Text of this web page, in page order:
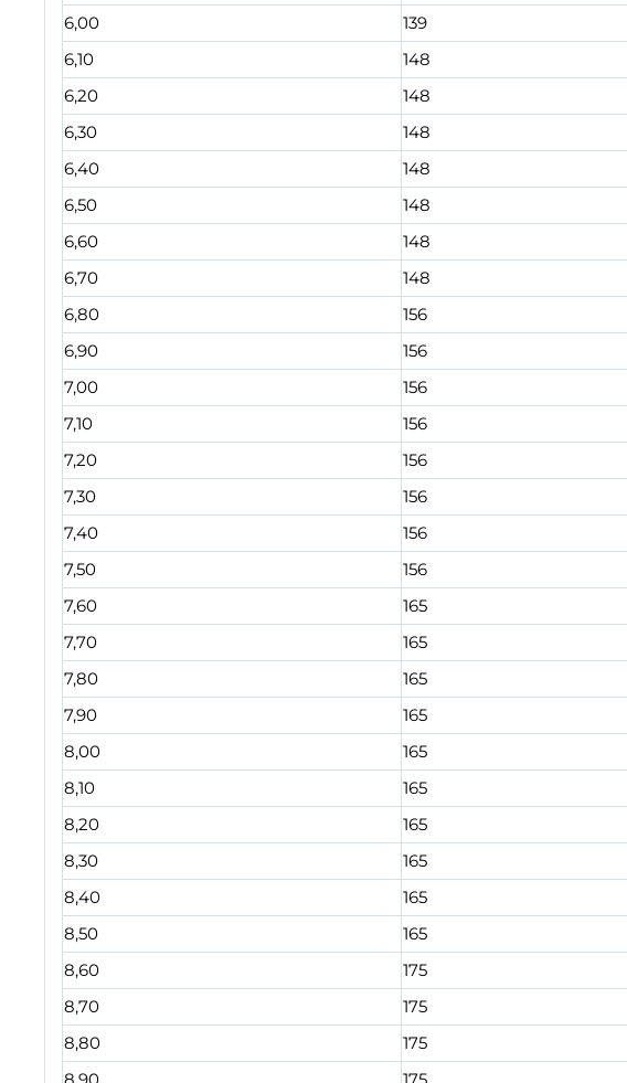
6,00
139
6,10
148
6,20
148
6,30
148
6,40
148
6,50
148
6,60
148
6,70
148
6,80
156
6,90
156
7,00
156
7,10
156
7,20
156
7,30
156
7,40
156
7,50
156
7,60
165
7,70
165
7,80
165
7,90
165
8,00
165
8,10
165
8,20
165
8,30
165
8,40
165
8,50
165
8,60
175
8,70
175
8,80
175